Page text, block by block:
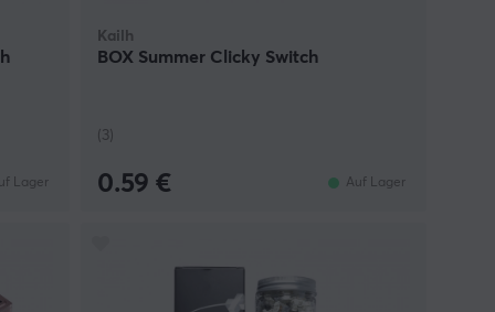
Lager
Kailh
BOX Summer Clicky Switch
(3)
0.59 € Auf Lager